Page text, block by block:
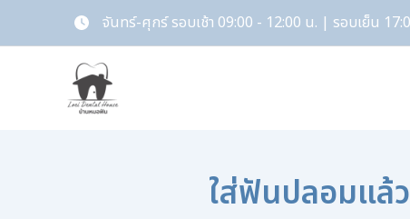
จันทร์-ศุกร์ รอบเช้า 09:00 - 12:00 น. | รอบเย็น
ใส่ฟันปลอมแล้